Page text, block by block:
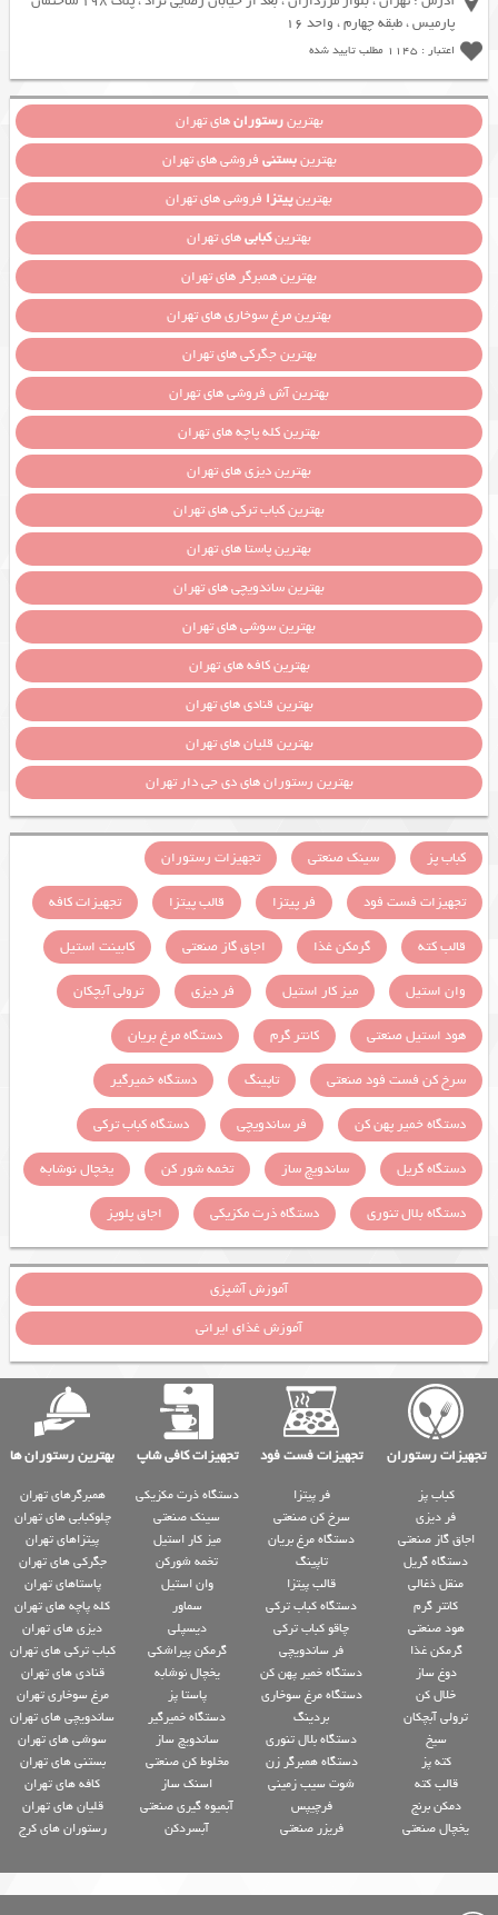
پارمیس ، طبقه چهارم ، واحد 16
اعتبار : 1145 مطلب تایید شده
بهترینرستورانهای تهران
بهترینبستنی فروشی های تهران
بهترینپیتزا فروشی های تهران
بهترینکبابیهای تهران
بهترین همبرگر های تهران
بهترین مرغ سوخاری های تهران
بهترین جگرکی های تهران
بهترین آش فروشی های تهران
بهترین کله پاچه های تهران
بهترین دیزی های تهران
بهترین کباب ترکی های تهران
بهترین پاستا های تهران
بهترین ساندویچی های تهران
بهترین سوشی های تهران
بهترین کافه های تهران
بهترین قنادی های تهران
بهترین قلیان های تهران
بهترین رستوران های دی جی دار تهران
کباب پز سینک صنعتی
تجهیزات رستوران
تجهیزات فست فود
فر پیتزا قالب پیتزا
تجهیزات کافه
قالب کته
گرمکن غذا اجاق گاز صنعتی
کابینت استیل
وان استیل
میز کار استیل فر دیزی
ترولی آبچکان
هود استیل صنعتی
کانتر گرم
دستگاه مرغ بریان
سرخ کن فست فود صنعتی
تاپینگ
دستگاه خمیرگیر
دستگاه خمیر پهن کن
فر ساندویچی
دستگاه کباب ترکی
دستگاه گریل
ساندویچ ساز تخمه شور کن
یخچال نوشابه
دستگاه بلال تنوری
دستگاه ذرت مکزیکی اجاق پلوپز
آموزش آشپزی
آموزش غذای ایرانی
تجهیزات رستوران تجهیزات فست فود تجهیزات کافی شاپ بهترین رستوران ها
کباب پز
فر دیزی
اجاق گاز صنعتی
دستگاه گریل
منقل ذغالی
کانتر گرم
هود صنعتی
گرمکن غذا
دوغ ساز
خلال کن
ترولی آبچکان
سیخ
کته پز
قالب کته
دمکن برنج
یخچال صنعتی
فر پیتزا
سرخ کن صنعتی
دستگاه مرغ بریان
تاپینگ
قالب پیتزا
دستگاه کباب ترکی
چاقو کباب ترکی
فر ساندویچی
دستگاه خمیر پهن کن
دستگاه مرغ سوخاری
بردینگ
دستگاه بلال تنوری
دستگاه همبرگر زن
شوت سیب زمینی
فرچیپس
فریزر صنعتی
دستگاه ذرت مکزیکی
سینک صنعتی
میز کار استیل
تخمه شورکن
وان استیل
سماور
دیسپلی
گرمکن پیراشکی
یخچال نوشابه
پاستا پز
دستگاه خمیرگیر
ساندویچ ساز
مخلوط کن صنعتی
اسنک ساز
آبمیوه گیری صنعتی
آبسردکن
همبرگرهای تهران
چلوکبابی های تهران
پیتزاهای تهران
جگرکی های تهران
پاستاهای تهران
کله پاچه های تهران
دیزی های تهران
کباب ترکی های تهران
قنادی های تهران
مرغ سوخاری تهران
ساندویچی های تهران
سوشی های تهران
بستنی های تهران
کافه های تهران
قلیان های تهران
رستوران های کرج